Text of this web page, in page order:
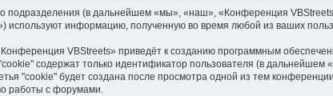
подразделения (в дальнейшем «мы», «наш», «Конференция
используют информацию, полученную во время любой из ваших
VBStreets» приведёт к созданию программным
содержат только идентификатор пользователя (в
"cookie" будет создана после просмотра одной из тем
работы с форумами.